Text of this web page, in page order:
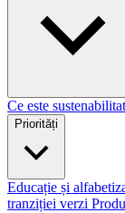
Ce este
Priorități
Educație și
tranziției verzi